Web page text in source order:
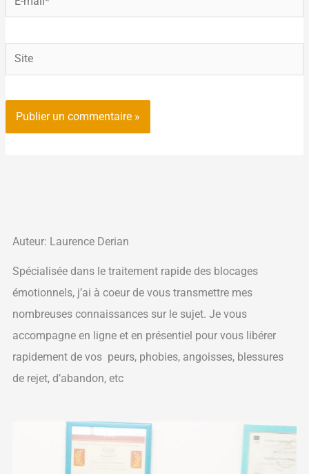
mail*
Auteur: Laurence Derian
Spécialisée dans le traitement rapide des blocages
émotionnels, j’ai à coeur de vous transmettre mes
nombreuses connaissances sur le sujet. Je vous
accompagne en ligne et en présentiel pour vous libérer
rapidement de vos peurs, phobies, angoisses, blessures
de rejet, d’abandon, etc